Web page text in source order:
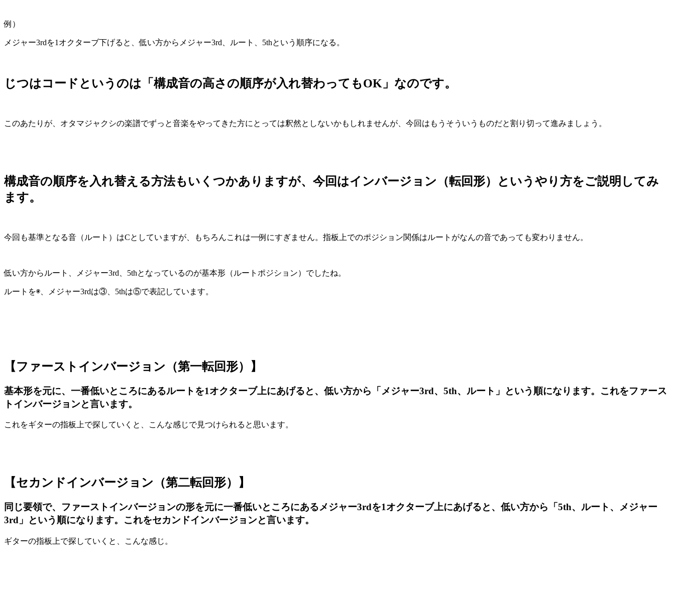
例）
メジャー3rdを1オクターブ下げると、低い方からメジャー3rd、ルート、5thという順序になる。
じつはコードというのは 「構成音の高さの順序が入れ替わってもOK 」 なのです。
このあたりが、オタマジャクシの楽譜でずっと音楽をやってきた方にとっては釈然としないかもしれませんが、今回はもうそういうものだと割り切って進みましょう。
構成音の順序を入れ替える方法もいくつかありますが、今回はインバージョン（転回形）
というやり方をご説明してみ
ます。
今回も基準となる音（ルート）はCとしていますが、もちろんこれは一例にすぎません。指板上でのポジション関係はルートがなんの音であっても変わりません。
低い方からルート、メジャー3rd 5thとなっているのが基本形（ルートポジション）でしたね。
ルートを◉、メジャー3rdは③、 5thは⑤で表記しています。
【ファーストインバージョン（第一転回形）】
基本形を元に、一番低いところにあるルートを1オクターブ上にあげると、低い方から 「メジャー3rd、 5th、ルート」
という順になります。これをファース
トインバージョンと言います。
これをギターの指板上で探していくと、こんな感じで見つけられると思います。
【セカンドインバージョン（第二転回形）】
同じ要領で、 ファーストインバージョンの形を元に一番低いところにあるメジャー3rdを1オクターブ上にあげると、低い方から 「 5th、ルート、メジャー
3rd 」 という順になります。これをセカンドインバージョンと言います。
ギターの指板上で探していくと、こんな感じ。